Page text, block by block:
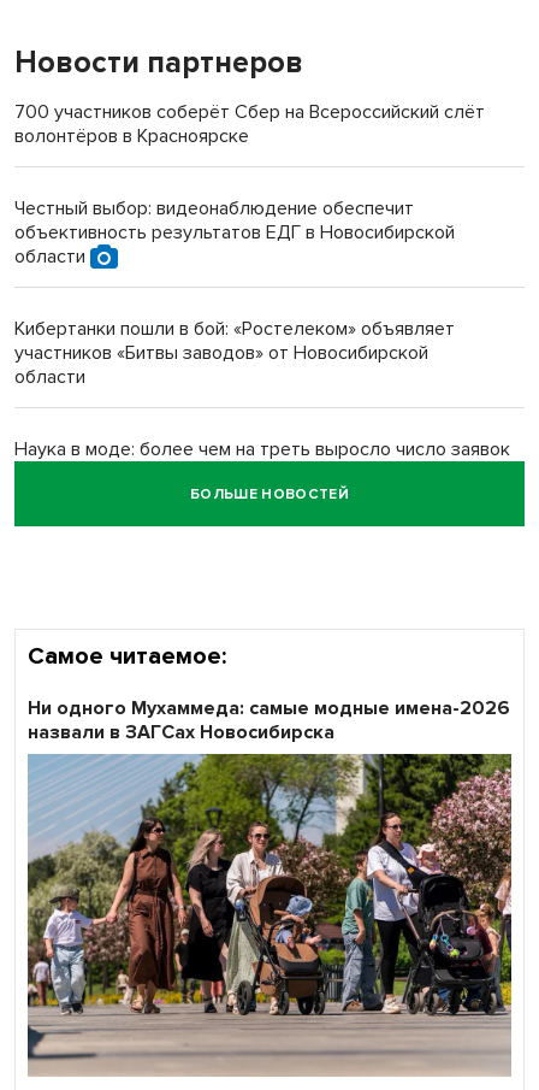
«Мы живём на пастбище!»: в новосибирском селе лошади
терроризируют жителей
Новосибирский преподаватель с женой вошли в топ-16
многодетных в России
Обновлённое отделение ВТБ открылось в Искитиме
Новости партнеров
700 участников соберёт Сбер на Всероссийский слёт
волонтёров в Красноярске
Честный выбор: видеонаблюдение обеспечит
объективность результатов ЕДГ в Новосибирской
области
Кибертанки пошли в бой: «Ростелеком» объявляет
участников «Битвы заводов» от Новосибирской
области
Наука в моде: более чем на треть выросло число заявок
БОЛЬШЕ НОВОСТЕЙ
Самое читаемое:
Ни одного Мухаммеда: самые модные имена-2026
назвали в ЗАГСах Новосибирска